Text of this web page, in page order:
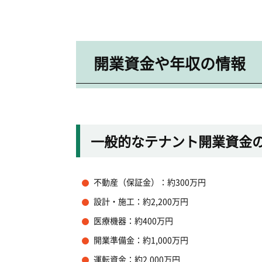
開業資金や年収の情報
一般的なテナント開業資金
不動産（保証金）：約300万円
設計・施工：約2,200万円
医療機器：約400万円
開業準備金：約1,000万円
運転資金：約2,000万円